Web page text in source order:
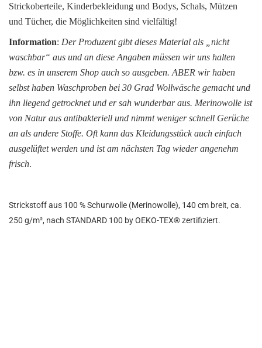
Strickoberteile, Kinderbekleidung und Bodys, Schals, Mützen
und Tücher, die Möglichkeiten sind vielfältig!
Information: Der Produzent gibt dieses Material als „nicht
waschbar“ aus und an diese Angaben müssen wir uns halten
bzw. es in unserem Shop auch so ausgeben. ABER wir haben
selbst haben Waschproben bei 30 Grad Wollwäsche gemacht und
ihn liegend getrocknet und er sah wunderbar aus. Merinowolle ist
von Natur aus antibakteriell und nimmt weniger schnell Gerüche
an als andere Stoffe. Oft kann das Kleidungsstück auch einfach
ausgelüftet werden und ist am nächsten Tag wieder angenehm
frisch.
Strickstoff aus 100 % Schurwolle (Merinowolle), 140 cm breit, ca.
250 g/m², nach STANDARD 100 by OEKO-TEX® zertifiziert.